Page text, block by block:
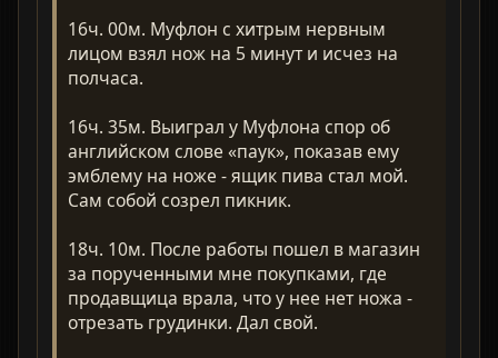
16ч. 00м. Муфлон с хитрым нервным
лицом взял нож на 5 минут и исчез на
полчаса.
16ч. 35м. Выиграл у Муфлона спор об
английском слове «паук», показав ему
эмблему на ноже - ящик пива стал мой.
Сам собой созрел пикник.
18ч. 10м. После работы пошел в магазин
за порученными мне покупками, где
продавщица врала, что у нее нет ножа -
отрезать грудинки. Дал свой.